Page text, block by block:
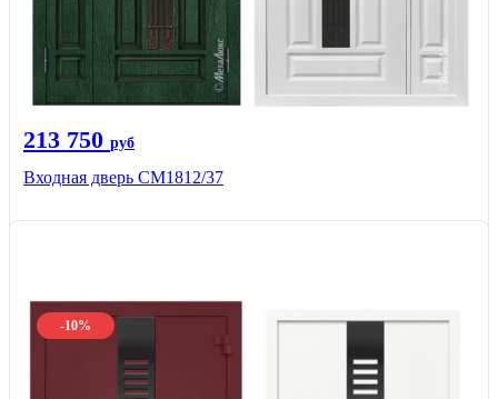
213 750 руб
Входная дверь СМ1812/37
-10%